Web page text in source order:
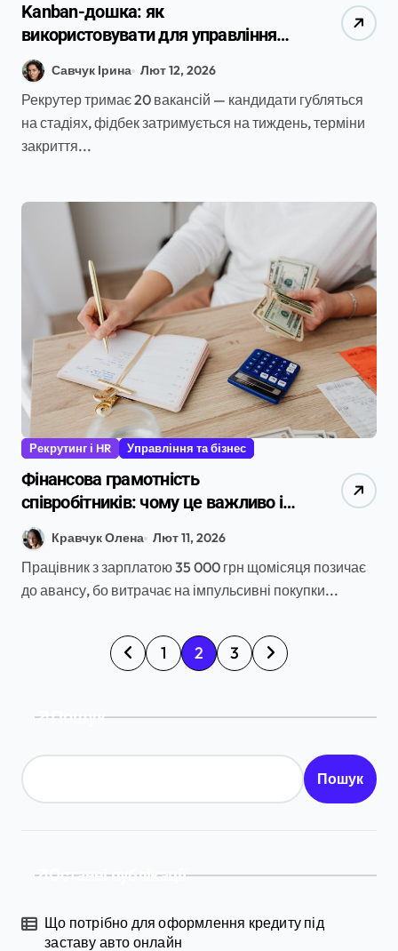
Kanban-дошка: як
використовувати для управління
задачами в HR та рекрутингу в
УкраїніСавчук Ірина Лют 12, 2026
Рекрутер тримає 20 вакансій — кандидати губляться
на стадіях, фідбек затримується на тиждень, терміни
закриття...
Рекрутинг і HR Управління та бізнес
Фінансова грамотність
співробітників: чому це важливо і
як розвивати в компанії у 2026 році
Кравчук Олена Лют 11, 2026
Працівник з зарплатою 35 000 грн щомісяця позичає
до авансу, бо витрачає на імпульсивні покупки...
П
а
а
я
з
а
1 2 3
Пошук
Пошук
Останні публікації
Що потрібно для оформлення кредиту під
заставу авто онлайн